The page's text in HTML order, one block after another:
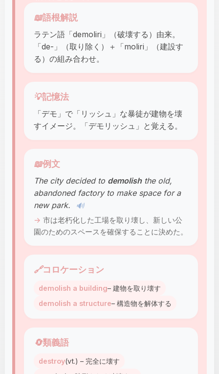
📖語根解説
ラテン語「demoliri」（破壊する）由来。
「de-」（取り除く）＋「moliri」（建設す
る）の組み合わせ。
💡記憶法
「デモ」で「リッシュ」な暴徒が建物を壊
すイメージ。「デモリッシュ」と覚える。
📖例文
The city decided to demolishthe old,
abandoned factory to make space for a
new park.
🔊
市は老朽化した工場を取り壊し、新しい公
園のためのスペースを確保することに決めた。
🔗コロケーション
demolish a building– 建物を取り壊す
demolish a structure– 構造物を解体する
🔄類義語
destroy(vt.) – 完全に壊す